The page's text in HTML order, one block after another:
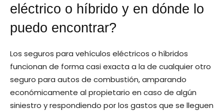
eléctrico o híbrido y en dónde lo
puedo encontrar?
Los seguros para vehículos eléctricos o híbridos
funcionan de forma casi exacta a la de cualquier otro
seguro para autos de combustión, amparando
económicamente al propietario en caso de algún
siniestro y respondiendo por los gastos que se lleguen